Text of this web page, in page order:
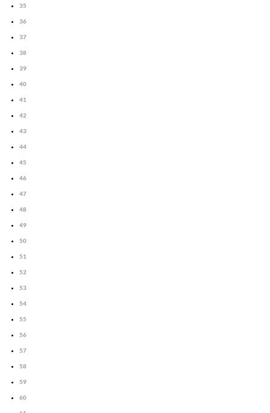
35
36
37
38
39
40
41
42
43
44
45
46
47
48
49
50
51
52
53
54
55
56
57
58
59
60